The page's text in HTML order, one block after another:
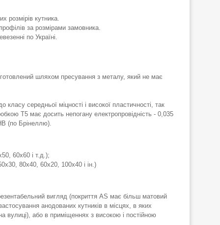
розмірів кутника.
за розмірами замовника.
по Україні.
шляхом пресування з металу, який не має
середньої міцності і високої пластичності, так
Т5 має досить непогану електропровідність - 0,035
(по Брінеллю).
60х60 і т.д.);
80х40, 60х20, 100х40 і ін.)
вигляд (покриття AS має більш матовий
анодованих кутників в місцях, в яких
вулиці), або в приміщеннях з високою і постійною